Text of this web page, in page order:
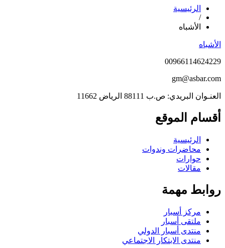
الرئيسية
/
الأشباه
الأشباه
00966114624229
gm@asbar.com
العنـوان البريدي: ص.ب 88111 الرياض 11662
أقسام الموقع
الرئيسية
محاضرات وندوات
حوارات
مقالات
روابط مهمة
مركز أسبار
ملتقى أسبار
منتدى أسبار الدولي
منتدى الابتكار الاجتماعي